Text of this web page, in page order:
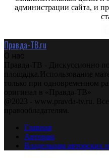
администрации сайта, и
Правда-ТВ.ru
О нас
Правда-ТВ - Дискуссионно
площадка.Использование
только при одновременном
оригинал в «Правда-ТВ»
@2023 - www.pravda-tv.ru.
правообладателям.
Главная
Авторам
Владельцам авторских